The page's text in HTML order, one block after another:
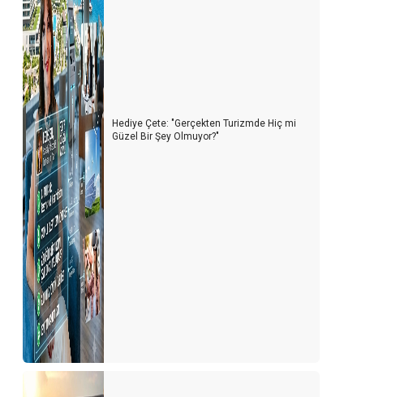
Hediye Çete: "Gerçekten Turizmde Hiç mi
Güzel Bir Şey Olmuyor?"